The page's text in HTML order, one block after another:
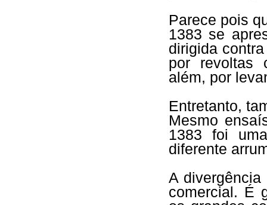
Parece pois
1383 se
dirigida
por revoltas
além, por
Entretanto,
Mesmo
1383 foi
diferente
A
comercial. É